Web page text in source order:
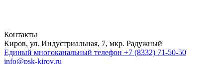
Контакты
Киров, ул. Индустриальная, 7, мкр. Радужный
Единый многоканальный телефон +7 (8332) 71-50-50
info@psk-kirov.ru